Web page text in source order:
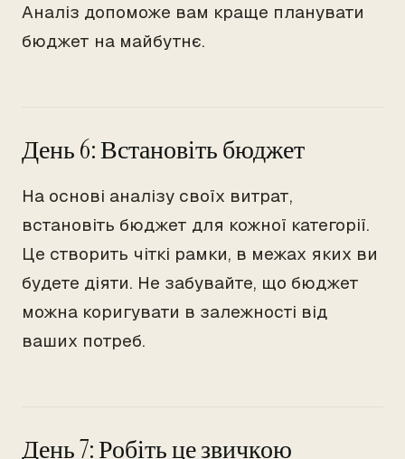
Аналіз допоможе вам краще планувати
бюджет на майбутнє.
День 6: Встановіть бюджет
На основі аналізу своїх витрат,
встановіть бюджет для кожної категорії.
Це створить чіткі рамки, в межах яких ви
будете діяти. Не забувайте, що бюджет
можна коригувати в залежності від
ваших потреб.
День 7: Робіть це звичкою